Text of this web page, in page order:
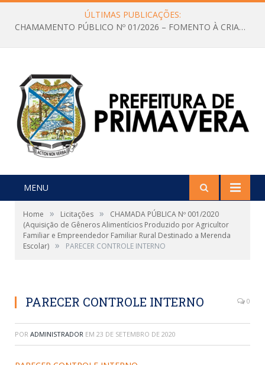
ÚLTIMAS PUBLICAÇÕES:
CHAMAMENTO PÚBLICO Nº 01/2026 – FOMENTO À CRIAÇÃO E A CIRCULAÇÃO DE PRODUÇÕES CULTURAIS – Aldir Blanc
MENU
Home » Licitações »
CHAMADA PÚBLICA Nº 001/2020
(Aquisição de Gêneros Alimentícios Produzido por Agricultor
Familiar e Empreendedor Familiar Rural Destinado a Merenda
Escolar) » PARECER CONTROLE INTERNO
PARECER CONTROLE INTERNO 0
POR ADMINISTRADOR EM 23 DE SETEMBRO DE 2020